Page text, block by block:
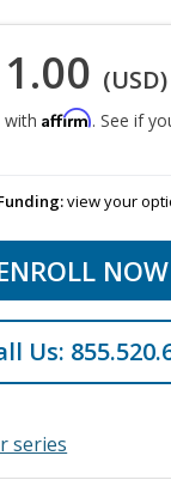
(USD)
with Affirm. See if
view your
NOW
Us:
series